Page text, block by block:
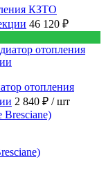
КЗТО
46 120 ₽
отопления
2 840 ₽ / шт